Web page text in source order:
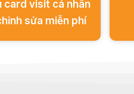
card visit cá nhân
sửa miễn phí